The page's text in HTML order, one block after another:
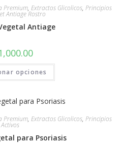
Premium, Extractos Glicolicos, Principios
Antiage Rostro
Antiage
opciones
Premium, Extractos Glicolicos, Principios
Activos
para Psoriasis